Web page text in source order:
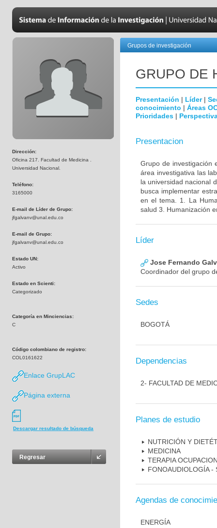
Dirección:
Oficina 217. Facultad de Medicina .
Universidad Nacional.
Teléfono:
3165000
E-mail de Líder de Grupo:
jfgalvanv@unal.edu.co
E-mail de Grupo:
jfgalvanv@unal.edu.co
Estado UN:
Activo
Estado en Scienti:
Categorizado
Categoría en Minciencias:
C
Código colombiano de registro:
COL0161622
Enlace GrupLAC
Página externa
Descargar resultado de búsqueda
Regresar
Grupos de investigación
GRUPO DE
Presentación | Líder|
conocimiento | Áreas
Prioridades |
Presentacion
Grupo de investigación
área investigativa las
la universidad nacional
busca implementar
en el tema. 1. La
salud 3. Humanización
Líder
Jose Fernando
Coordinador del grupo
Sedes
BOGOTÁ
Dependencias
2- FACULTAD DE
Planes de estudio
NUTRICIÓN Y
MEDICINA
TERAPIA
FONOAUDIOLOGÍA -
Agendas de
ENERGÍA